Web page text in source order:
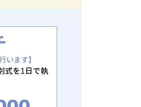
います】
式を1日で執